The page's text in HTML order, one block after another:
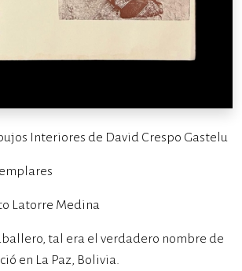
Interiores de David Crespo Gastelu
Latorre Medina
tal era el verdadero nombre de
en La Paz, Bolivia.